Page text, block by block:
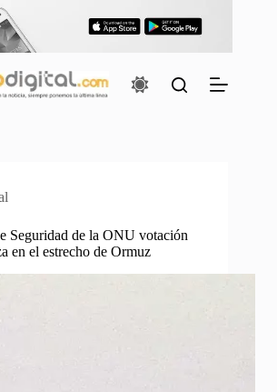
Seguridad de la ONU votación
en el estrecho de Ormuz